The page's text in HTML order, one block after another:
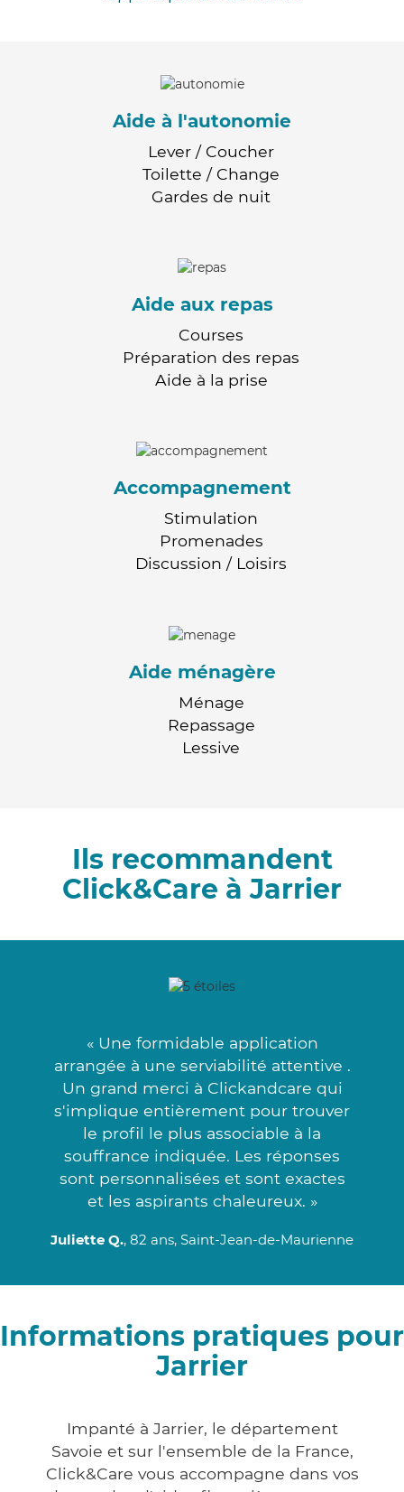
Aide à l'autonomie
Lever / Coucher
Toilette / Change
Gardes de nuit
Aide aux repas
Courses
Préparation des repas
Aide à la prise
Accompagnement
Stimulation
Promenades
Discussion / Loisirs
Aide ménagère
Ménage
Repassage
Lessive
Ils recommandent
Click&Care à Jarrier
« Une formidable application
arrangée à une serviabilité attentive .
Un grand merci à Clickandcare qui
s'implique entièrement pour trouver
le profil le plus associable à la
souffrance indiquée. Les réponses
sont personnalisées et sont exactes
et les aspirants chaleureux. »
Juliette Q., 82 ans, Saint-Jean-de-Maurienne
Informations pratiques pour
Jarrier
Impanté à Jarrier, le département
Savoie et sur l'ensemble de la France,
Click&Care vous accompagne dans vos